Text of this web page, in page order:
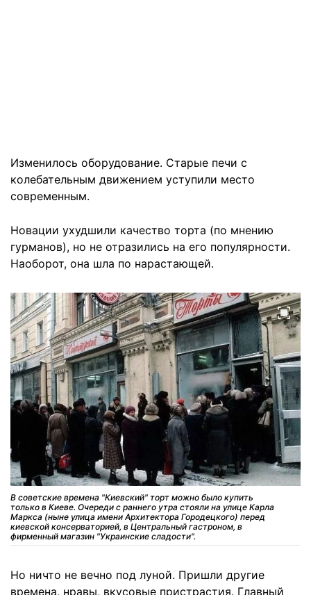
Изменилось оборудование. Старые печи с
колебательным движением уступили место
современным.
Новации ухудшили качество торта (по мнению
гурманов), но не отразились на его популярности.
Наоборот, она шла по нарастающей.
В советские времена "Киевский" торт можно было купить
только в Киеве. Очереди с раннего утра стояли на улице Карла
Маркса (ныне улица имени Архитектора Городецкого) перед
киевской консерваторией, в Центральный гастроном, в
фирменный магазин "Украинские сладости".
Но ничто не вечно под луной. Пришли другие
времена, нравы, вкусовые пристрастия. Главный